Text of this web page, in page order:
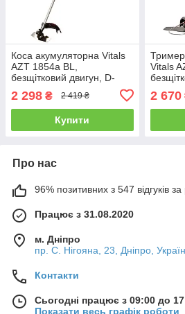
Коса акумуляторна Vitals
AZT 1854a BL,
безщітковий двигун, D-
подібне руків’я, 5000-6000
об/хв (без АКБ і ЗП),
посадка Makita
2 298 ₴ 2 419 ₴
Купити
Vitals
2 670
Про нас
96% позитивних з 547 відгуків за
Працює з 31.08.2020
м. Дніпро
пр. С. Нігояна, 23, Дніпро,
Контакти
Сьогодні працює з 09:00 до
Показати весь графік роботи